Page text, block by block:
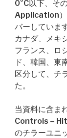
0°C以下、そ
Application）
バーしていま
カナダ、メキ
フランス、ロ
ド、韓国、東
区分して、チ
た。
当資料に含ま
Controls –
のチラーユニ